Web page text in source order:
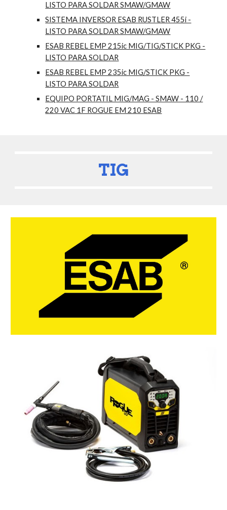
LISTO PARA SOLDAR SMAW/GMAW
SISTEMA INVERSOR ESAB RUSTLER 455i -
LISTO PARA SOLDAR SMAW/GMAW
ESAB REBEL EMP 215ic MIG/TIG/STICK PKG -
LISTO PARA SOLDAR
ESAB REBEL EMP 235ic MIG/STICK PKG -
LISTO PARA SOLDAR
EQUIPO PORTATIL MIG/MAG - SMAW - 110 /
220 VAC 1F ROGUE EM 210 ESAB
TIG